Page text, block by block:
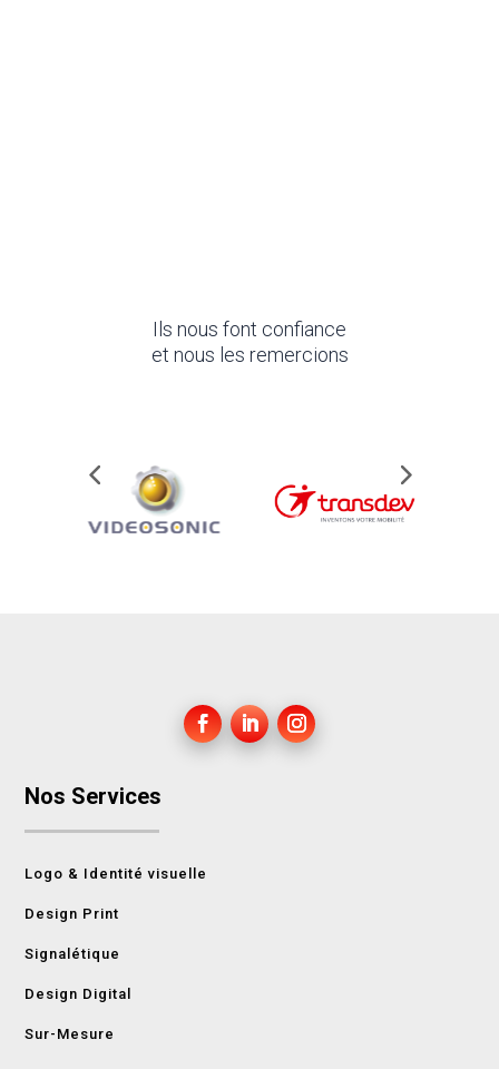
Ils nous font confiance
et nous les remercions
Nos Services
Logo & Identité visuelle
Design Print
Signalétique
Design Digital
Sur-Mesure